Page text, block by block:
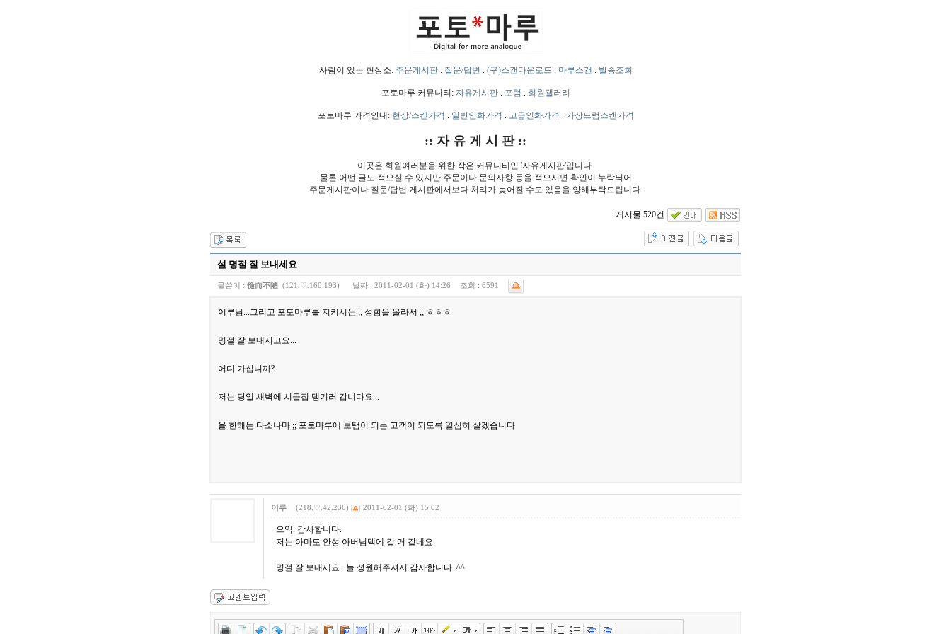
사람이 있는 현상소: 주문게시판. 질문/답변 . (구)스캔다운로드 . 마루스캔 . 발송조회
포토마루 커뮤니티: 자유게시판. 포럼 . 회원갤러리
포토마루 가격안내: 현상/스캔가격 . 일반인화가격 . 고급인화가격 . 가상드럼스캔가격
:: 자 유 게 시 판 ::
이곳은 회원여러분을 위한 작은 커뮤니티인 '자유게시판'입니다.
물론 어떤 글도 적으실 수 있지만 주문이나 문의사항 등을 적으시면 확인이 누락되어
주문게시판이나 질문/답변 게시판에서보다 처리가 늦어질 수도 있음을 양해부탁드립니다.
게시물 520건
설 명절 잘 보내세요
글쓴이 : 儉而不陋 (121.♡.160.193) 날짜 : 2011-02-01 (화) 14:26 조회 : 6591
이루님...그리고 포토마루를 지키시는 ;; 성함을 몰라서 ;; ㅎㅎㅎ
명절 잘 보내시고요...
어디 가십니까?
저는 당일 새벽에 시골집 댕기러 갑니다요...
올 한해는 다소나마 ;; 포토마루에 보탬이 되는 고객이 되도록 열심히 살겠습니다
이루 (218.♡.42.236) 2011-02-01 (화) 15:02
으익. 감사합니다.
저는 아마도 안성 아버님댁에 갈 거 같네요.
명절 잘 보내세요.. 늘 성원해주셔서 감사합니다. ^^